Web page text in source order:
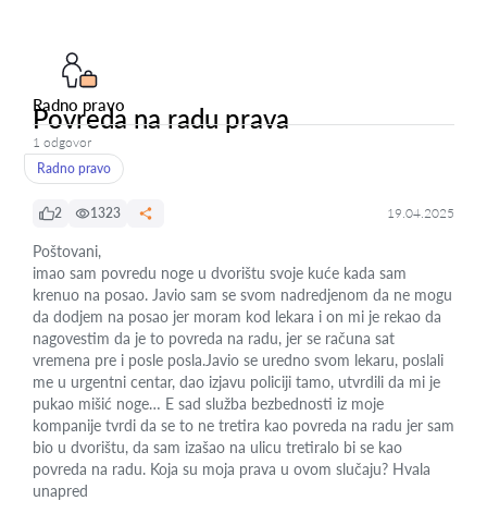
Radno pravo
Povreda na radu prava
1 odgovor
Radno pravo
2 1323 19.04.2025
Poštovani,
imao sam povredu noge u dvorištu svoje kuće kada sam
krenuo na posao. Javio sam se svom nadredjenom da ne mogu
da dodjem na posao jer moram kod lekara i on mi je rekao da
nagovestim da je to povreda na radu, jer se računa sat
vremena pre i posle posla.Javio se uredno svom lekaru, poslali
me u urgentni centar, dao izjavu policiji tamo, utvrdili da mi je
pukao mišić noge… E sad služba bezbednosti iz moje
kompanije tvrdi da se to ne tretira kao povreda na radu jer sam
bio u dvorištu, da sam izašao na ulicu tretiralo bi se kao
povreda na radu. Koja su moja prava u ovom slučaju? Hvala
unapred